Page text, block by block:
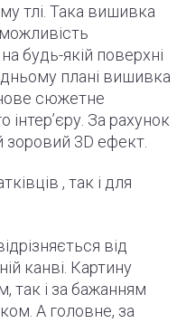
тлі. Така вишивка
будь-якій поверхні
плані вишивка
сюжетне
За рахунок
3D ефект.
, так і для
від
канві. Картину
так і за бажанням
А головне, за